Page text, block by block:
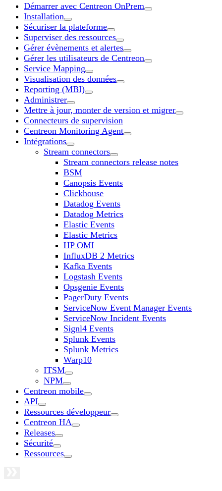
Démarrer avec Centreon OnPrem
Installation
Sécuriser la plateforme
Superviser des ressources
Gérer évènements et alertes
Gérer les utilisateurs de Centreon
Service Mapping
Visualisation des données
Reporting (MBI)
Administrer
Mettre à jour, monter de version et migrer
Connecteurs de supervision
Centreon Monitoring Agent
Intégrations
Stream connectors
Stream connectors release notes
BSM
Canopsis Events
Clickhouse
Datadog Events
Datadog Metrics
Elastic Events
Elastic Metrics
HP OMI
InfluxDB 2 Metrics
Kafka Events
Logstash Events
Opsgenie Events
PagerDuty Events
ServiceNow Event Manager Events
ServiceNow Incident Events
Signl4 Events
Splunk Events
Splunk Metrics
Warp10
ITSM
NPM
Centreon mobile
API
Ressources développeur
Centreon HA
Releases
Sécurité
Ressources